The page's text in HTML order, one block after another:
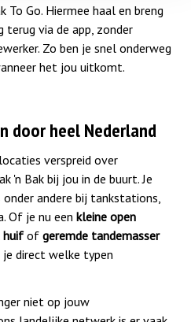
To Go. Hiermee haal en breng
terug via de app, zonder
Zo ben je snel onderweg
het jou uitkomt.
door heel Nederland
verspreid over
'n Bak bij jou in de buurt. Je
andere bij tankstations,
Of je nu een kleine open
huifof geremde tandemasser
direct welke typen
niet op jouw